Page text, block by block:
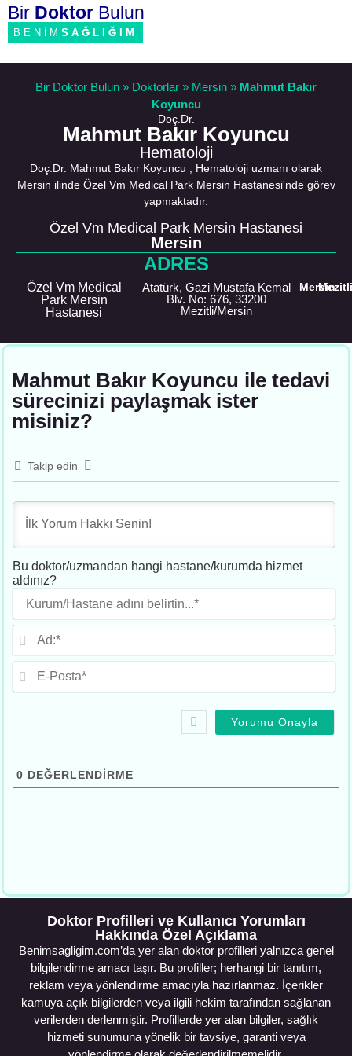
Bir Doktor Bulun
BENİM SAĞLIĞIM
Bir Doktor Bulun » Doktorlar » Mersin » Mahmut Bakır
Koyuncu
Doç.Dr.
Mahmut Bakır Koyuncu
Hematoloji
Doç.Dr. Mahmut Bakır Koyuncu , Hematoloji uzmanı olarak
Mersin ilinde Özel Vm Medical Park Mersin Hastanesi'nde görev
yapmaktadır.
Özel Vm Medical Park Mersin Hastanesi
Mersin
ADRES
Özel Vm Medical
Park Mersin
Hastanesi
Atatürk, Gazi Mustafa Kemal
Blv. No: 676, 33200
Mezitli/Mersin
Mersin
Mahmut Bakır Koyuncu ile tedavi
sürecinizi paylaşmak ister
misiniz?
Takip edin
Bu doktor/uzmandan hangi hastane/kurumda hizmet
aldınız?
E-
0 DEĞERLENDIRME
Doktor Profilleri ve Kullanıcı Yorumları
Hakkında Özel Açıklama
Benimsagligim.com’da yer alan doktor profilleri yalnızca genel
bilgilendirme amacı taşır. Bu profiller; herhangi bir tanıtım,
reklam veya yönlendirme amacıyla hazırlanmaz. İçerikler
kamuya açık bilgilerden veya ilgili hekim tarafından sağlanan
verilerden derlenmiştir. Profillerde yer alan bilgiler, sağlık
hizmeti sunumuna yönelik bir tavsiye, garanti veya